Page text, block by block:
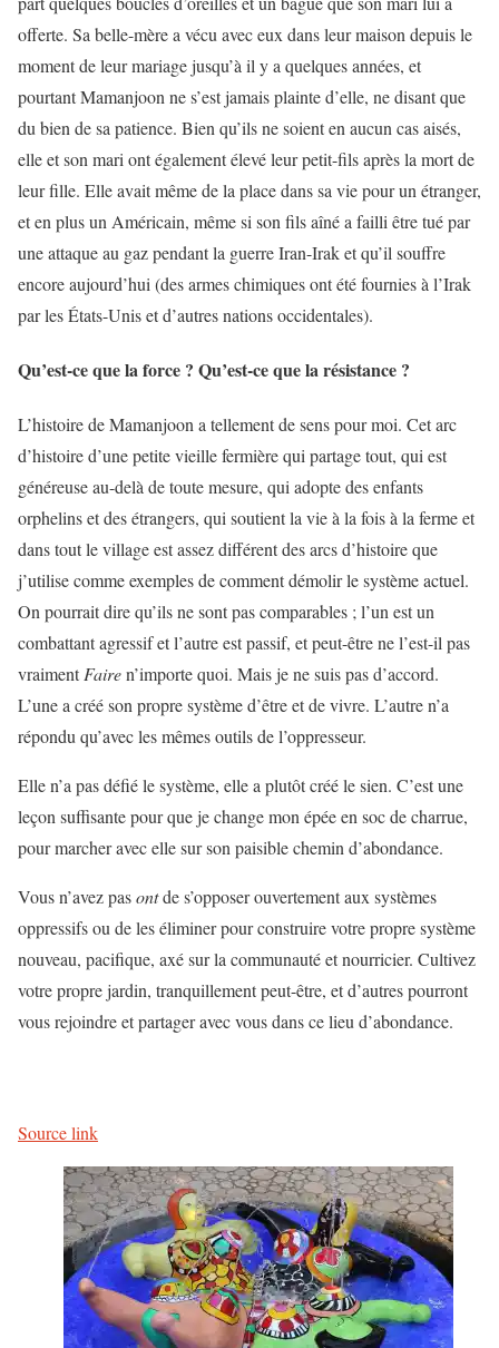
offerte. Sa belle-mère a vécu avec eux dans leur maison depuis le
moment de leur mariage jusqu’à il y a quelques années, et
pourtant Mamanjoon ne s’est jamais plainte d’elle, ne disant que
du bien de sa patience. Bien qu’ils ne soient en aucun cas aisés,
elle et son mari ont également élevé leur petit-fils après la mort de
leur fille. Elle avait même de la place dans sa vie pour un étranger,
et en plus un Américain, même si son fils aîné a failli être tué par
une attaque au gaz pendant la guerre Iran-Irak et qu’il souffre
encore aujourd’hui (des armes chimiques ont été fournies à l’Irak
par les États-Unis et d’autres nations occidentales).
Qu’est-ce que la force ? Qu’est-ce que la résistance ?
L’histoire de Mamanjoon a tellement de sens pour moi. Cet arc
d’histoire d’une petite vieille fermière qui partage tout, qui est
généreuse au-delà de toute mesure, qui adopte des enfants
orphelins et des étrangers, qui soutient la vie à la fois à la ferme et
dans tout le village est assez différent des arcs d’histoire que
j’utilise comme exemples de comment démolir le système actuel.
On pourrait dire qu’ils ne sont pas comparables ; l’un est un
combattant agressif et l’autre est passif, et peut-être ne l’est-il pas
vraimentFairen’importe quoi. Mais je ne suis pas d’accord.
L’une a créé son propre système d’être et de vivre. L’autre n’a
répondu qu’avec les mêmes outils de l’oppresseur.
Elle n’a pas défié le système, elle a plutôt créé le sien. C’est une
leçon suffisante pour que je change mon épée en soc de charrue,
pour marcher avec elle sur son paisible chemin d’abondance.
Vous n’avez pasontde s’opposer ouvertement aux systèmes
oppressifs ou de les éliminer pour construire votre propre système
nouveau, pacifique, axé sur la communauté et nourricier. Cultivez
votre propre jardin, tranquillement peut-être, et d’autres pourront
vous rejoindre et partager avec vous dans ce lieu d’abondance.
Source link